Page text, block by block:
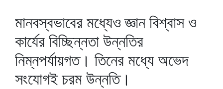
মানবস্বভাবের মধ্যেও জ্ঞান বিশ্বাস ও
কার্যের বিচ্ছিন্নতা উন্নতির
নিম্নপর্যায়গত। তিনের মধ্যে অভেদ
সংযোগই চরম উন্নতি।